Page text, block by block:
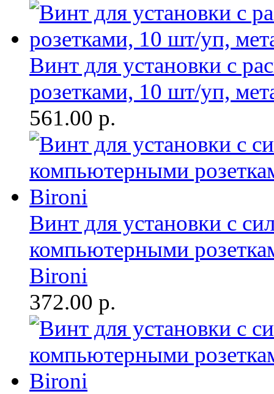
Винт для установки с
розетками, 10 шт/уп,
561.00 р.
Винт для установки с
компьютерными
Bironi
372.00 р.